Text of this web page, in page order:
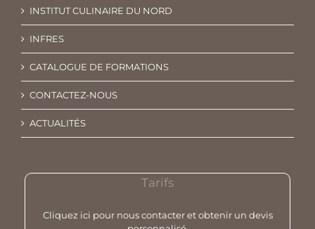
INSTITUT CULINAIRE DU NORD
INFRES
CATALOGUE DE FORMATIONS
CONTACTEZ-NOUS
ACTUALITÉS
Tarifs
Cliquez ici pour nous contacter et obtenir un devis